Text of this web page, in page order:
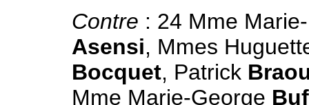
Contre : 24 Mme
Asensi, Mmes
Bocquet, Patrick
Mme Marie-George